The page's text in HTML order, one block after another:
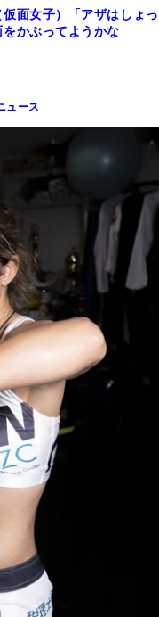
面女子）「アザはしょっ
かぶってようかな
ュース